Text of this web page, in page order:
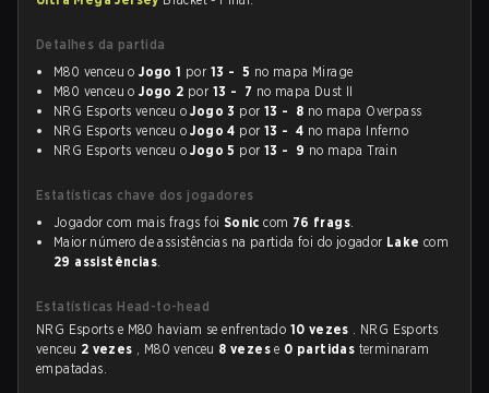
Detalhes da partida
M80 venceu oJogo 1 por 13 - 5 no mapa Mirage
M80 venceu oJogo 2 por 13 - 7 no mapa Dust II
NRG Esports venceu oJogo 3 por 13 - 8 no mapa Overpass
NRG Esports venceu oJogo 4 por 13 - 4 no mapa Inferno
NRG Esports venceu oJogo 5 por 13 - 9 no mapa Train
Estatísticas chave dos jogadores
Jogador com mais frags foi Sonic com 76 frags.
Maior número de assistências na partida foi do jogador Lake com
29 assistências.
Estatísticas Head-to-head
NRG Esports e M80 haviam se enfrentado 10 vezes . NRG Esports
venceu 2 vezes , M80 venceu 8 vezese 0 partidas terminaram
empatadas.